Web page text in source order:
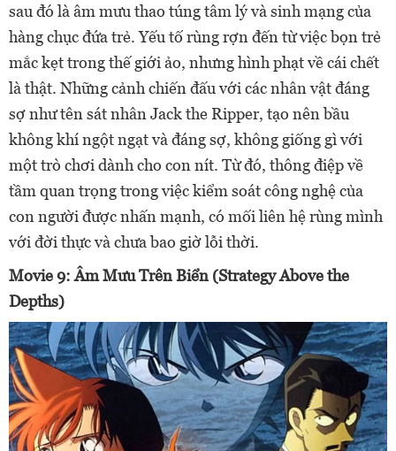
sau đó là âm mưu thao túng tâm lý và sinh mạng của
hàng chục đứa trẻ. Yếu tố rùng rợn đến từ việc bọn trẻ
mắc kẹt trong thế giới ảo, nhưng hình phạt về cái chết
là thật. Những cảnh chiến đấu với các nhân vật đáng
sợ như tên sát nhân Jack the Ripper, tạo nên bầu
không khí ngột ngạt và đáng sợ, không giống gì với
một trò chơi dành cho con nít. Từ đó, thông điệp về
tầm quan trọng trong việc kiểm soát công nghệ của
con người được nhấn mạnh, có mối liên hệ rùng mình
với đời thực và chưa bao giờ lỗi thời.
Movie 9: Âm Mưu Trên Biển (Strategy Above the
Depths)